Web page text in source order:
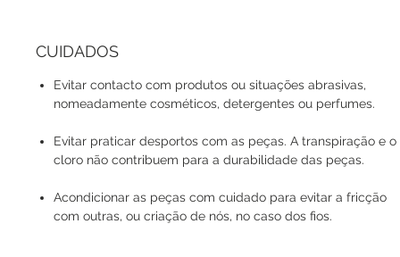
CUIDADOS
Evitar contacto com produtos ou situações abrasivas,
nomeadamente cosméticos, detergentes ou perfumes.
Evitar praticar desportos com as peças. A transpiração e o
cloro não contribuem para a durabilidade das peças.
Acondicionar as peças com cuidado para evitar a fricção
com outras, ou criação de nós, no caso dos fios.